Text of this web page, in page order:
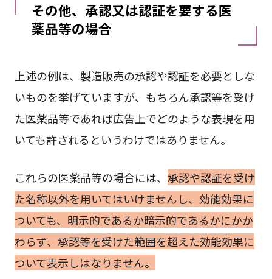
その他、承認又は認証を要する医
薬品等の場合
上述の例は、製造販売の承認や認証を必要としな
いものを挙げていますが、もちろん承認等を受け
た医薬品等であれば広告上でどのような表現を用
いても許されるというわけではありません。
これらの医薬品等の場合には、 承認や認証を受け
た名称以外を用いてはいけませんし、効能効果に
ついても、明示的であるか暗示的であるかにかか
わらず、承認等を受けた範囲を超えた効能効果に
ついて表示しはなりません。